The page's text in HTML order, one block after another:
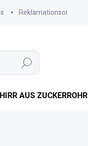
Reklamationsordnung
Suchen
AUS ZUCKERROHR